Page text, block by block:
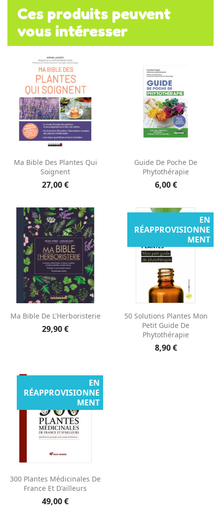
Ces produits peuvent
vous intéresser
Ma Bible Des Plantes Qui
Soignent
27,00 €
Guide De Poche De
Phytothérapie
6,00 €
Ma Bible De L'Herboristerie
29,90 €
50 Solutions Plantes Mon
Petit Guide De
Phytothérapie
8,90 €
EN
RÉAPPROVISIONNE
MENT
300 Plantes Médicinales De
France Et D'ailleurs
49,00 €
EN
RÉAPPROVISIONNE
MENT